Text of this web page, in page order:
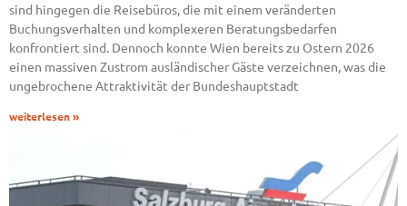
sind hingegen die Reisebüros, die mit einem veränderten
Buchungsverhalten und komplexeren Beratungsbedarfen
konfrontiert sind. Dennoch konnte Wien bereits zu Ostern 2026
einen massiven Zustrom ausländischer Gäste verzeichnen, was die
ungebrochene Attraktivität der Bundeshauptstadt
weiterlesen »